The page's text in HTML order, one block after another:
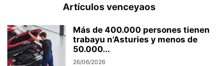
Artículos venceyaos
Más de 400.000 persones tienen
trabayu n’Asturies y menos de
50.000...
26/06/2026